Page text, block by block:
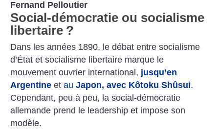
Fernand Pelloutier
Social-démocratie ou socialisme
libertaire ?
Dans les années 1890, le débat entre socialisme
d’État et socialisme libertaire marque le
mouvement ouvrier international, jusqu’en
Argentine etauJapon, avec Kôtoku Shûsui.
Cependant, peu à peu, la social-démocratie
allemande prend le leadership et impose son
modèle.